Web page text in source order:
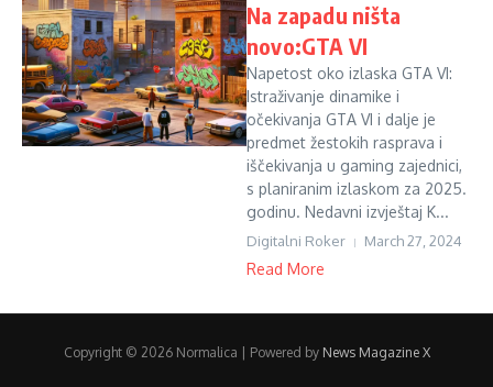
Na zapadu ništa
novo:GTA VI
Napetost oko izlaska GTA VI:
Istraživanje dinamike i
očekivanja GTA VI i dalje je
predmet žestokih rasprava i
iščekivanja u gaming zajednici,
s planiranim izlaskom za 2025.
godinu. Nedavni izvještaj K...
Digitalni Roker March 27, 2024
Read More
Copyright © 2026 Normalica | Powered by News Magazine X